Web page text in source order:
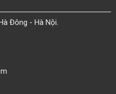
Đông - Hà Nội.